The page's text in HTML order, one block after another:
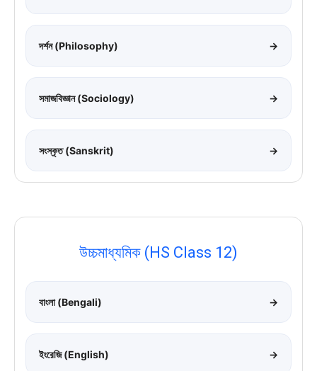
দর্শন (Philosophy) →
সমাজবিজ্ঞান (Sociology) →
সংস্কৃত (Sanskrit) →
উচ্চমাধ্যমিক (HS Class 12)
বাংলা (Bengali) →
ইংরেজি (English) →